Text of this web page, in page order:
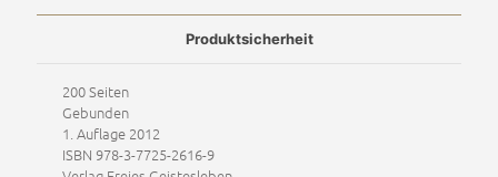
Produktsicherheit
200 Seiten
Gebunden
1. Auflage 2012
ISBN 978-3-7725-2616-9